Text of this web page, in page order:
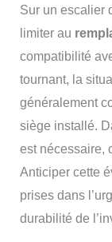
Sur un escalier
limiter au
compatibilité
tournant, la
généralement
siège installé.
est nécessaire,
Anticiper cette
prises dans
durabilité de